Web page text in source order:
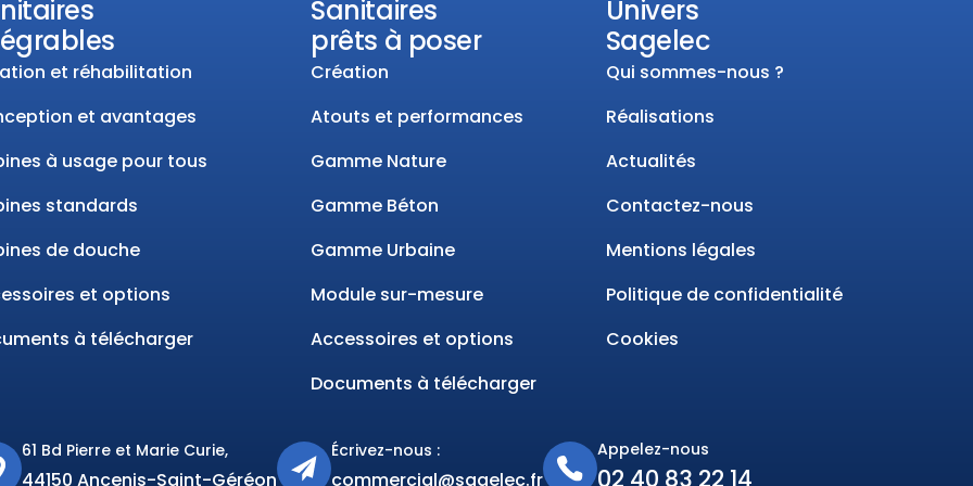
et réhabilitation
et avantages
à usage pour tous
standards
de douche
et options
à télécharger
Sanitaires
prêts à poser
Création
Atouts et performances
Gamme Nature
Gamme Béton
Gamme Urbaine
Module sur-mesure
Accessoires et options
Documents à télécharger
Univers
Sagelec
Qui sommes-nous ?
Réalisations
Actualités
Contactez-nous
Mentions légales
Politique de confidentialité
Cookies
61 Bd Pierre et Marie Curie,
44150 Ancenis-Saint-Géréon
Écrivez-nous :
commercial@sagelec.fr
Appelez-nous
02 40 83 22 14